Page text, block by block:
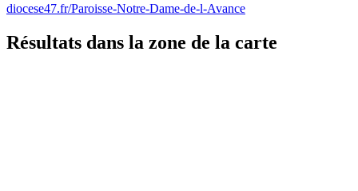
diocese47.fr/Paroisse-Notre-Dame-de-l-Avance
Résultats dans la zone de la carte